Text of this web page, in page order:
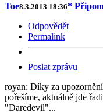
Toe8.3.2013 18:36*
Odpovědět
Permalink
Poslat zprávu
royan: Díky za
pořešíme, aktuálně jde
"Daredevil"...